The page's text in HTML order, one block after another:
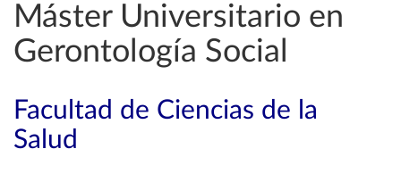
Máster Universitario en
Gerontología Social
Facultad de Ciencias de la
Salud